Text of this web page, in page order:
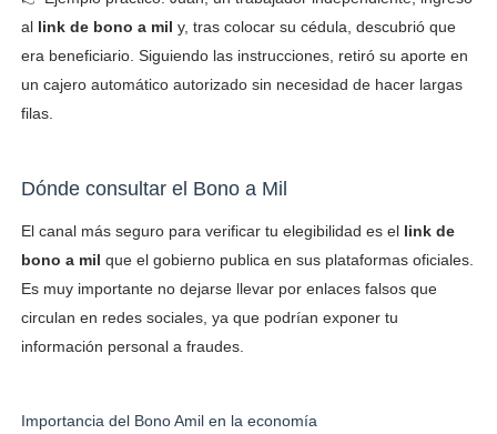
al link de bono a mil y, tras colocar su cédula, descubrió que
era beneficiario. Siguiendo las instrucciones, retiró su aporte en
un cajero automático autorizado sin necesidad de hacer largas
filas.
Dónde consultar el Bono a Mil
El canal más seguro para verificar tu elegibilidad es el link de
bono a mil que el gobierno publica en sus plataformas oficiales.
Es muy importante no dejarse llevar por enlaces falsos que
circulan en redes sociales, ya que podrían exponer tu
información personal a fraudes.
Importancia del Bono Amil en la economía